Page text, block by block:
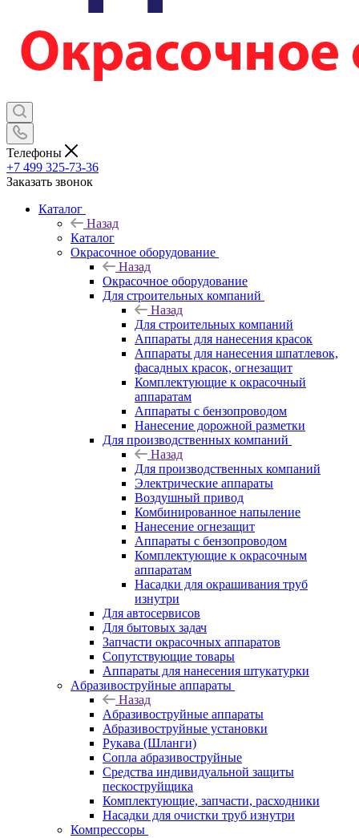
Телефоны
+7 499 325-73-36
Заказать звонок
Каталог
Назад
Каталог
Окрасочное оборудование
Назад
Окрасочное оборудование
Для строительных компаний
Назад
Для строительных компаний
Аппараты для нанесения красок
Аппараты для нанесения шпатлевок,
фасадных красок, огнезащит
Комплектующие к окрасочный
аппаратам
Аппараты с бензопроводом
Нанесение дорожной разметки
Для производственных компаний
Назад
Для производственных компаний
Электрические аппараты
Воздушный привод
Комбинированное напыление
Нанесение огнезащит
Аппараты с бензопроводом
Комплектующие к окрасочным
аппаратам
Насадки для окрашивания труб
изнутри
Для автосервисов
Для бытовых задач
Запчасти окрасочных аппаратов
Сопутствующие товары
Аппараты для нанесения штукатурки
Aбразивоструйные аппараты
Назад
Aбразивоструйные аппараты
Абразивоструйные установки
Рукава (Шланги)
Сопла абразивоструйные
Средства индивидуальной защиты
пескоструйщика
Комплектующие, запчасти, расходники
Насадки для очистки труб изнутри
Компрессоры